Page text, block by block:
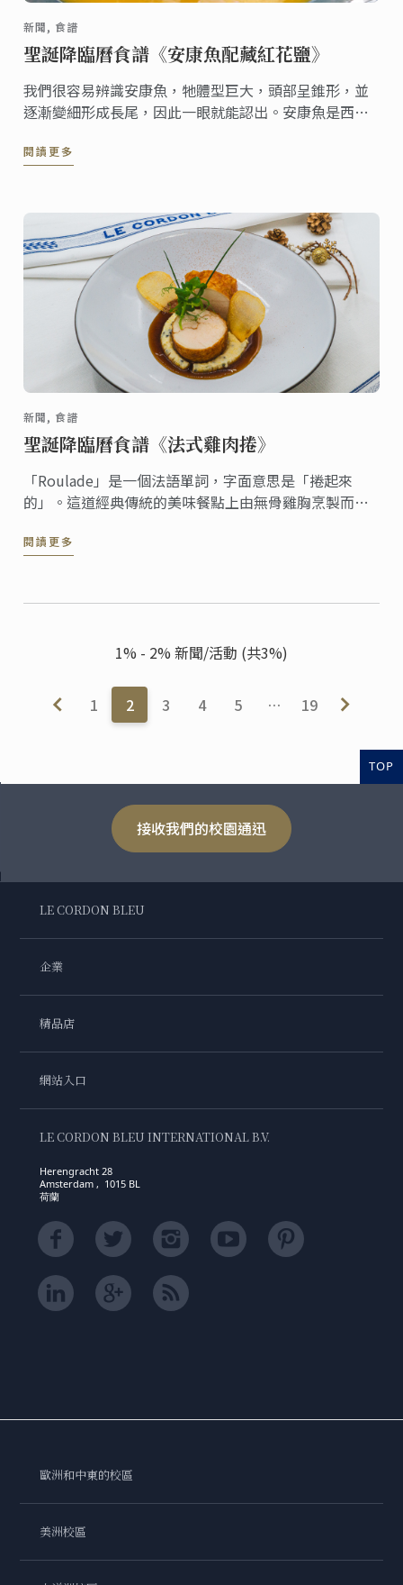
新聞, 食譜
聖誕降臨曆食譜《安康魚配藏紅花鹽》
我們很容易辨識安康魚，牠體型巨大，頭部呈錐形，並
逐漸變細形成長尾，因此一眼就能認出。安康魚是西班
通常被視為燉鍋料理 (stew pots) 的主要食材。
閱讀更多
新聞, 食譜
聖誕降臨曆食譜《法式雞肉捲》
「Roulade」是一個法語單詞，字面意思是「捲起來
的」。這道經典傳統的美味餐點上由無骨雞胸烹製而
的極致享受。
閱讀更多
1% - 2% 新聞/活動 (共3%)
1 2 3 4 5 … 19
TOP
接收我們的校園通迅
LE CORDON BLEU
企業
精品店
網站入口
LE CORDON BLEU INTERNATIONAL B.V.
Herengracht 28
Amsterdam , 1015 BL
荷蘭
歐洲和中東的校區
美洲校區